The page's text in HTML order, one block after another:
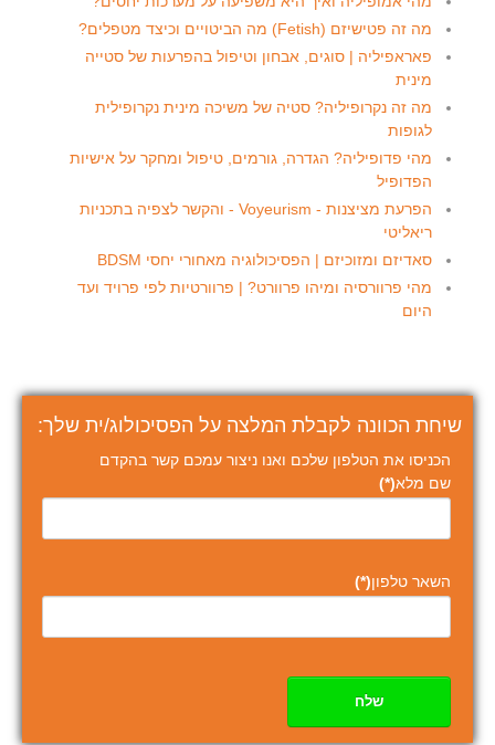
מה זה פטישיזם (Fetish) מה הביטויים וכיצד מטפלים?
פאראפיליה | סוגים, אבחון וטיפול בהפרעות של סטייה
מינית
מה זה נקרופיליה? סטיה של משיכה מינית נקרופילית
לגופות
מהי פדופיליה? הגדרה, גורמים, טיפול ומחקר על אישיות
הפדופיל
הפרעת מציצנות - Voyeurism - והקשר לצפיה בתכניות
ריאליטי
סאדיזם ומזוכיזם | הפסיכולוגיה מאחורי יחסי BDSM
מהי פרוורסיה ומיהו פרוורט? | פרוורטיות לפי פרויד ועד
היום
שיחת הכוונה לקבלת המלצה על הפסיכולוג/ית שלך:
הכניסו את הטלפון שלכם ואנו ניצור עמכם קשר בהקדם
שם מלא(*)
השאר טלפון(*)
שלח